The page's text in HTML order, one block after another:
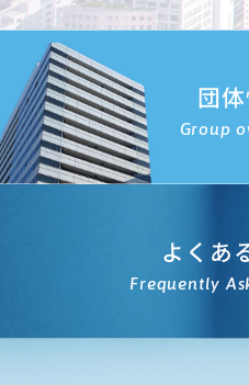
団
Group
よくあ
Frequently